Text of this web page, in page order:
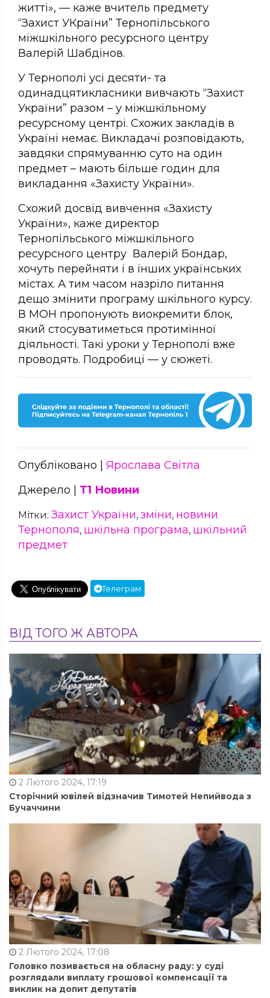
житті», — каже вчитель предмету
“Захист УКраїни” Тернопільського
міжшкільного ресурсного центру
Валерій Шабдінов.
У Тернополі усі десяти- та
одинадцятикласники вивчають “Захист
України” разом – у міжшкільному
ресурсному центрі. Схожих закладів в
Україні немає. Викладачі розповідають,
завдяки спрямуванню суто на один
предмет – мають більше годин для
викладання «Захисту України».
Схожий досвід вивчення «Захисту
України», каже директор
Тернопільського міжшкільного
ресурсного центру Валерій Бондар,
хочуть перейняти і в інших українських
містах. А тим часом назріло питання
дещо змінити програму шкільного курсу.
В МОН пропонують виокремити блок,
який стосуватиметься протимінної
діяльності. Такі уроки у Тернополі вже
проводять. Подробиці — у сюжеті.
Опубліковано | Ярослава Світла
Джерело | Т1 Новини
Мітки: Захист України, зміни, новини
Тернополя, шкільна програма, шкільний
предмет
Телеграм
ВІД ТОГО Ж АВТОРА
2 Лютого 2024, 17:19
Сторічний ювілей відзначив Тимотей Непийвода з
Бучаччини
2 Лютого 2024, 17:08
Головко позивається на обласну раду: у суді
розглядали виплату грошової компенсації та
виклик на допит депутатів